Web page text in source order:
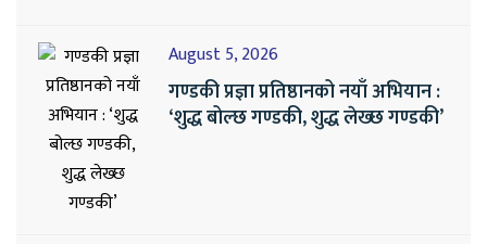
August 5, 2026
गण्डकी प्रज्ञा प्रतिष्ठानको नयाँ अभियान :
‘शुद्ध बोल्छ गण्डकी, शुद्ध लेख्छ गण्डकी’